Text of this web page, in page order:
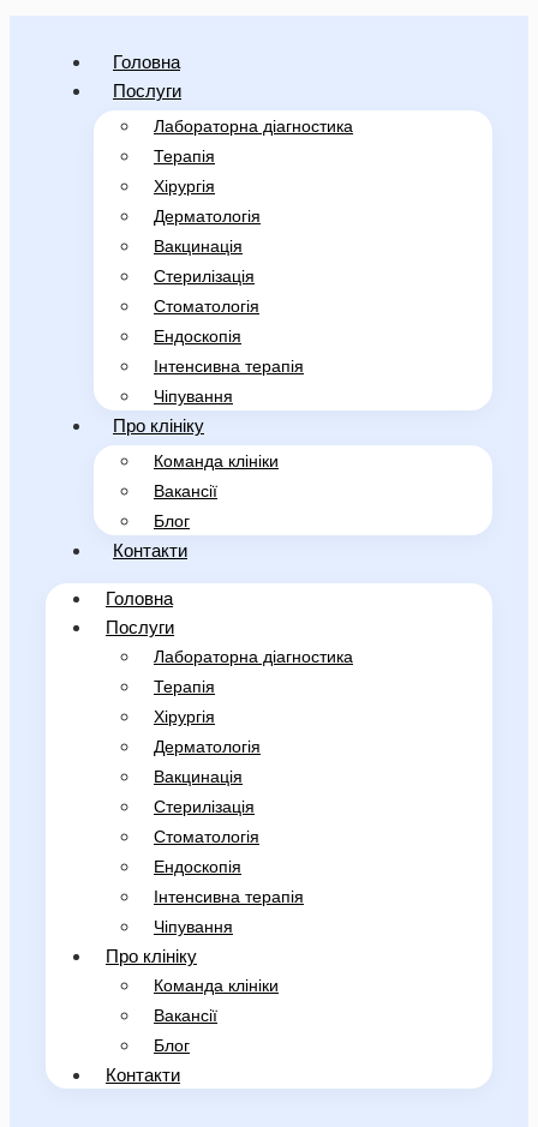
Головна
Послуги
Лабораторна діагностика
Терапія
Хірургія
Дерматологія
Вакцинація
Стерилізація
Стоматологія
Ендоскопія
Інтенсивна терапія
Чіпування
Про клініку
Команда клініки
Вакансії
Блог
Контакти
Головна
Послуги
Лабораторна діагностика
Терапія
Хірургія
Дерматологія
Вакцинація
Стерилізація
Стоматологія
Ендоскопія
Інтенсивна терапія
Чіпування
Про клініку
Команда клініки
Вакансії
Блог
Контакти